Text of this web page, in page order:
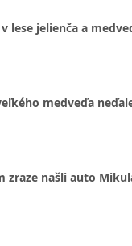
lese jelienča a
medveďa
zraze našli auto